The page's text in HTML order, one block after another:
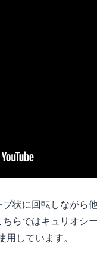
状に回転しながら
らではキュリオシ
しています。